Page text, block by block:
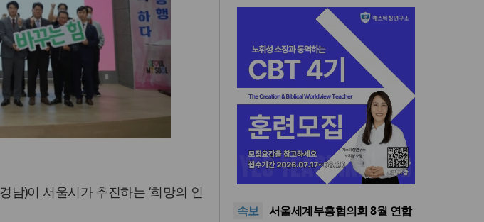
남)이 서울시가 추진하는 ‘희망의 인
속보
“한국 복음의 시작에는 미국보
다 먼저 일본이 있었습니다”
“기도로 시작한 스틸 美 대사,
중단하라”
서울세계부흥협의회 8월 연합